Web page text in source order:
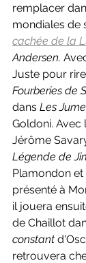
remplacer
mondiales de
cachée de la
Andersen.
Juste pour
Fourberies de
dans Les
Goldoni. Avec
Jérôme
Légende de
Plamondon et
présenté à
il jouera
de Chaillot
constant
retrouvera